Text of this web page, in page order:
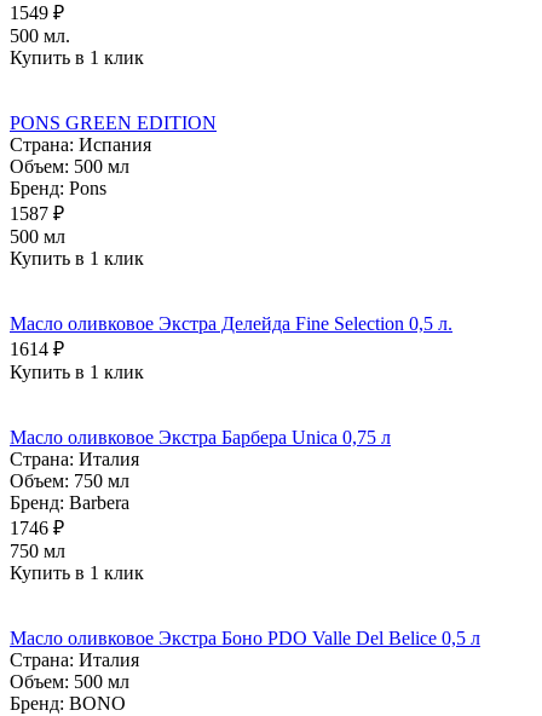
1549 ₽
500 мл.
Купить в 1 клик
PONS GREEN EDITION
Страна: Испания
Объем: 500 мл
Бренд: Pons
1587 ₽
500 мл
Купить в 1 клик
Масло оливковое Экстра Делейда Fine Selection 0,5 л.
1614 ₽
Купить в 1 клик
Масло оливковое Экстра Барбера Unica 0,75 л
Страна: Италия
Объем: 750 мл
Бренд: Barbera
1746 ₽
750 мл
Купить в 1 клик
Масло оливковое Экстра Боно PDO Valle Del Belice 0,5 л
Страна: Италия
Объем: 500 мл
Бренд: BONO